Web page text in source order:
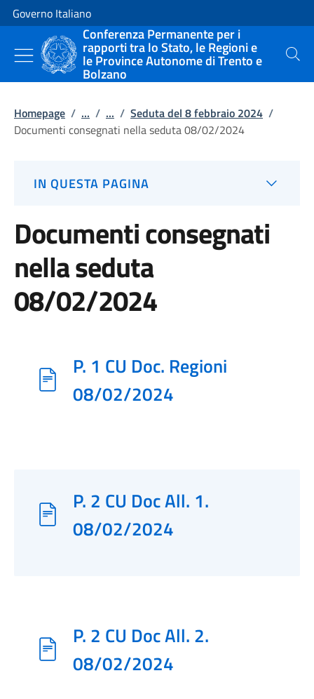
Vai al contenuto
Vai alla navigazione del sito
Governo Italiano
Conferenza Permanente per i
rapporti tra lo Stato, le Regioni e
le Province Autonome di Trento e
Bolzano
Cerca
Homepage / ... / ... / Seduta del 8 febbraio 2024 /
Documenti consegnati nella seduta 08/02/2024
IN QUESTA PAGINA
Documenti consegnati
nella seduta
08/02/2024
P. 1 CU Doc. Regioni
08/02/2024
P. 2 CU Doc All. 1.
08/02/2024
P. 2 CU Doc All. 2.
08/02/2024